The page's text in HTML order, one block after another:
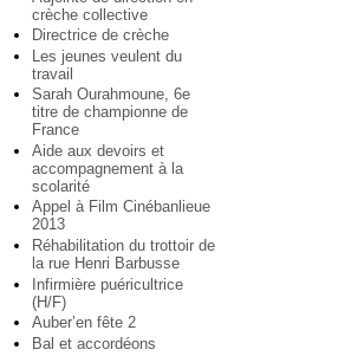
crèche collective
Directrice de crèche
Les jeunes veulent du
travail
Sarah Ourahmoune, 6e
titre de championne de
France
Aide aux devoirs et
accompagnement à la
scolarité
Appel à Film Cinébanlieue
2013
Réhabilitation du trottoir de
la rue Henri Barbusse
Infirmière puéricultrice
(H/F)
Auber’en fête 2
Bal et accordéons